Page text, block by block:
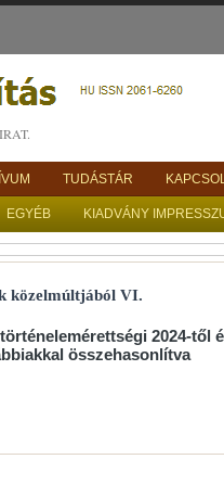
TUDÁSTÁR
EGYÉB KIADVÁNY
közelmúltjából VI.
2024-től
összehasonlítva